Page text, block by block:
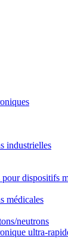
industrielles
dispositifs
médicales
neutrons
ultra-